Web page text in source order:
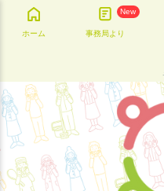
ホーム
New
事務局より